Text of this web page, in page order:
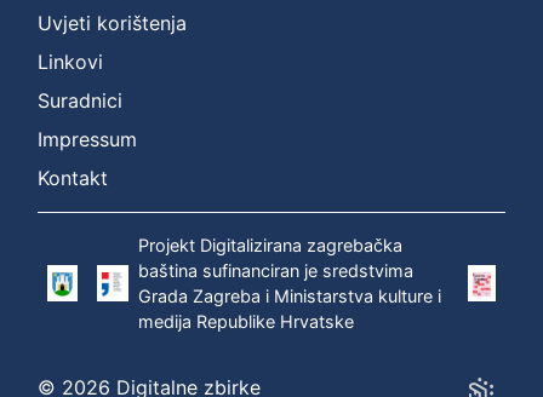
Uvjeti korištenja
Linkovi
Suradnici
Impressum
Kontakt
Projekt Digitalizirana zagrebačka
baština sufinanciran je sredstvima
Grada Zagreba i Ministarstva kulture i
medija Republike Hrvatske
© 2026 Digitalne zbirke